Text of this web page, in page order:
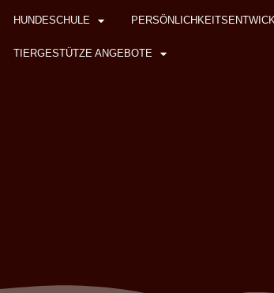
HUNDESCHULE
TIERGESTÜTZE ANGEBOTE